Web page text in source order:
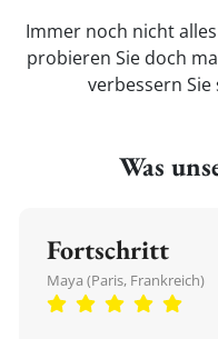
Immer noch nicht
probieren Sie doch
verbessern
Was
Fortschritt
Maya (Paris, Frankreich)